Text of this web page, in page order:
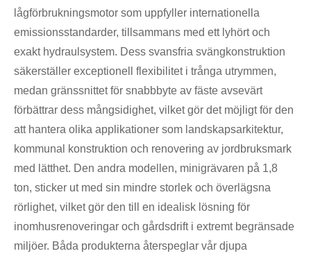
lågförbrukningsmotor som uppfyller internationella
emissionsstandarder, tillsammans med ett lyhört och
exakt hydraulsystem. Dess svansfria svängkonstruktion
säkerställer exceptionell flexibilitet i trånga utrymmen,
medan gränssnittet för snabbbyte av fäste avsevärt
förbättrar dess mångsidighet, vilket gör det möjligt för den
att hantera olika applikationer som landskapsarkitektur,
kommunal konstruktion och renovering av jordbruksmark
med lätthet. Den andra modellen, minigrävaren på 1,8
ton, sticker ut med sin mindre storlek och överlägsna
rörlighet, vilket gör den till en idealisk lösning för
inomhusrenoveringar och gårdsdrift i extremt begränsade
miljöer. Båda produkterna återspeglar vår djupa